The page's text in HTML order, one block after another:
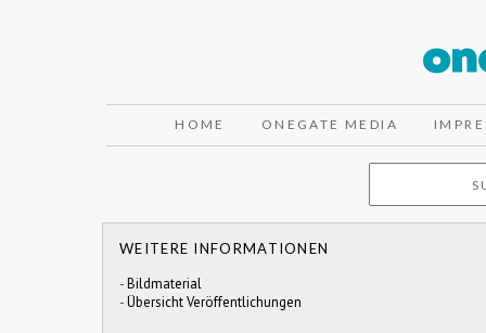
HOME ONEGATE MEDIA
WEITERE INFORMATIONEN
-Bildmaterial
-Übersicht Veröffentlichungen